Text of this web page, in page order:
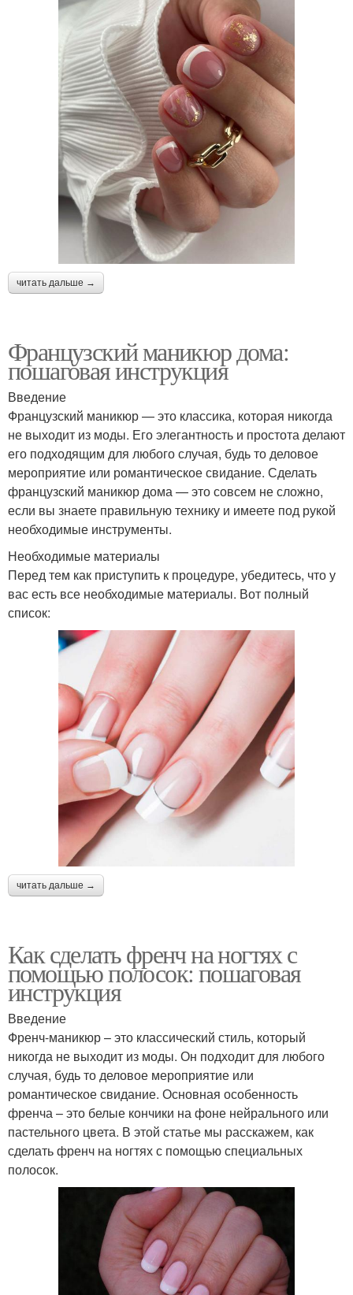
читать дальше →
Французский маникюр дома:
пошаговая инструкция
Введение
Французский маникюр — это классика, которая никогда
не выходит из моды. Его элегантность и простота делают
его подходящим для любого случая, будь то деловое
мероприятие или романтическое свидание. Сделать
французский маникюр дома — это совсем не сложно,
если вы знаете правильную технику и имеете под рукой
необходимые инструменты.
Необходимые материалы
Перед тем как приступить к процедуре, убедитесь, что у
вас есть все необходимые материалы. Вот полный
список:
читать дальше →
Как сделать френч на ногтях с
помощью полосок: пошаговая
инструкция
Введение
Френч-маникюр – это классический стиль, который
никогда не выходит из моды. Он подходит для любого
случая, будь то деловое мероприятие или
романтическое свидание. Основная особенность
френча – это белые кончики на фоне нейрального или
пастельного цвета. В этой статье мы расскажем, как
сделать френч на ногтях с помощью специальных
полосок.